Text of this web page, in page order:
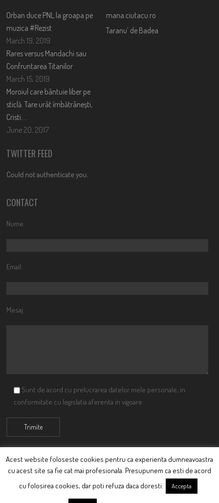
Orban duce PNL la groapa pe
muzica #Rezist
March 19, 2019
Rares versus Mandachi sau
Confruntarea Titanilor
March 15, 2019
Moroiul care bântuie liber pe
sticlă. Tare urât îmbătrânești,
Cristi….
June 20, 2017
mana.ciutacu.ro
Taranu’ de Badea
TWITTER FEED
Could not authenticate you.
CONTACT
Nume:
Email:
Mesaj:
Sunt de acord cu prelucrarea datelor mele personale, in
conformitate cu legislatia aferenta in vigoare
© Ciutacu 2015 Parte a Imperiului Ciutacesc.
Acest website foloseste cookies pentru ca experienta dumneavoastra
cu acest site sa fie cat mai profesionala. Presupunem ca esti de acord
cu folosirea cookies, dar poti refuza daca doresti.
Accepta